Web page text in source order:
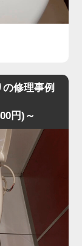
核心部分へ
た。
、内部の抵
音・水位の
状態に復
ーは2～3回
い」など正
、便器内部
ような専門
です。
が完全に詰ま
りと引っ掛
詰まってい
及していま
けにくく、
います。
厚めのシー
家庭用のラバ
のが特徴で
修理事例
円)～